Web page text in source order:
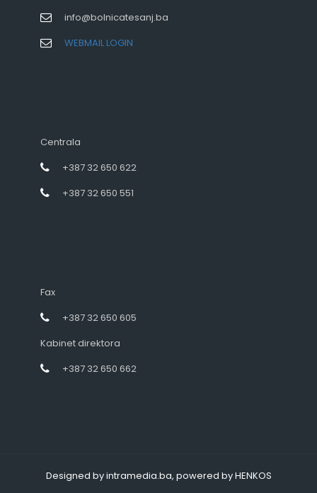
info@bolnicatesanj.ba
WEBMAIL LOGIN
Centrala
+387 32 650 622
+387 32 650 551
Fax
+387 32 650 605
Kabinet direktora
+387 32 650 662
Designed by intramedia.ba, powered by HENKOS